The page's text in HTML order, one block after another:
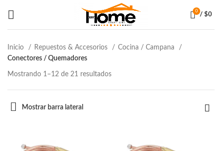
0
/ $0
Inicio Repuestos & Accesorios
Cocina / Campana
Conectores / Quemadores
Mostrando 1–12 de 21 resultados
Mostrar barra lateral